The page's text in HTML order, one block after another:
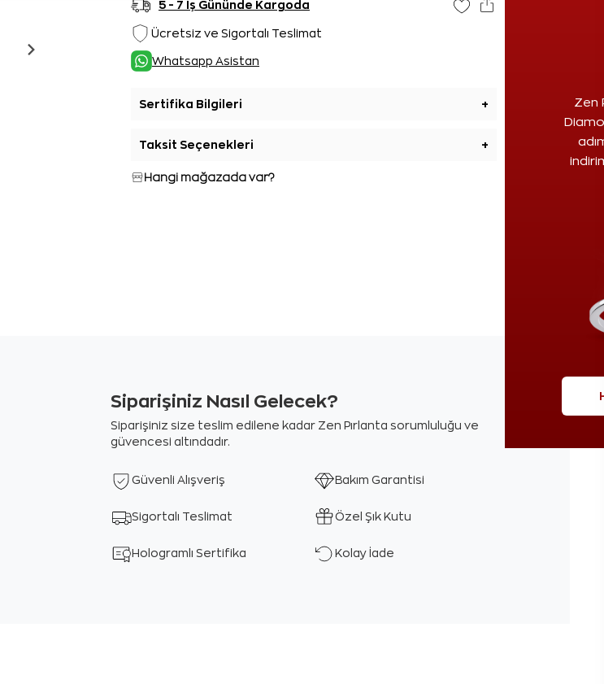
Zen
5 - 7 İş Gününde Kargoda
Ücretsiz ve Sigortalı Teslimat
Whatsapp Asistan
Sertifika Bilgileri +
Taksit Seçenekleri +
Hangi mağazada var?
Siparişiniz Nasıl Gelecek?
Siparişiniz size teslim edilene kadar Zen Pırlanta sorumluluğu ve
güvencesi altındadır.
Güvenli Alışveriş Bakım Garantisi
Sigortalı Teslimat Özel Şık Kutu
Hologramlı Sertifika Kolay İade